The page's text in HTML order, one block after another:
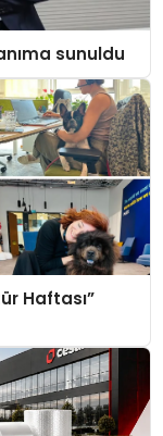
sunuldu
Haftası”